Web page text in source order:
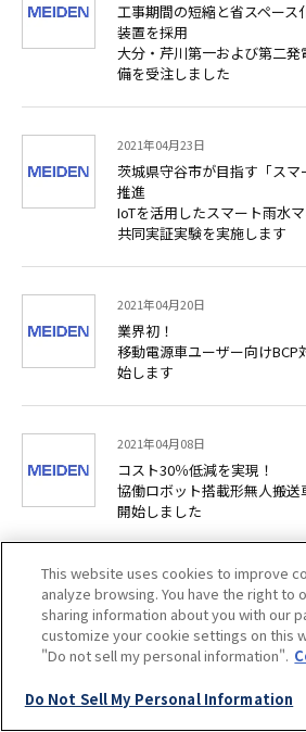
工事期間の短縮と省スペース
装置を採用
大分・芹川第一および第二
備を受注しました
2021年04月23日
茨城県守谷市が目指す「スマ
推進
IoTを活用したスマート雨水
共同実証実験を実施します
2021年04月20日
業界初！
移動電源車ユーザー向けBCP
始します
2021年04月08日
コスト30％低減を実現！
協働ロボット搭載形無人搬
開始しました
2021年03月09日
コロナ禍で全国初の全面在宅
在宅花き競りシステムを納入
た
This website uses cookies to improve
analyze browsing. You have the right to
sharing information about you with our
customize your cookie settings on this
"Do not sell my personal information".
Do Not Sell My Personal Information